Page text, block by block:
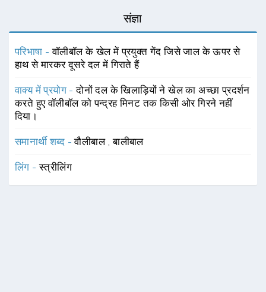
संज्ञा
परिभाषा -वॉलीबॉल के खेल में प्रयुक्त गेंद जिसे जाल के ऊपर से
हाथ से मारकर दूसरे दल में गिराते हैं
वाक्य में प्रयोग -दोनों दल के खिलाड़ियों ने खेल का अच्छा प्रदर्शन
करते हुए वॉलीबॉल को पन्द्रह मिनट तक किसी ओर गिरने नहीं
दिया।
समानार्थी शब्द -वौलीबाल ,बालीबाल
लिंग -स्त्रीलिंग